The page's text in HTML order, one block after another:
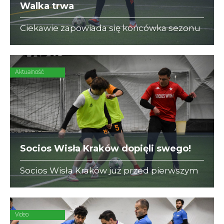
Walka trwa
Ciekawie zapowiada się końcówka sezonu
REMONTY, które jeśli pokonają dwukrotnie
Stawy Zjednoczone wyprzedzą RMF MAXX.
Aktualność
Socios Wisła Kraków dopięli swego!
Socios Wisła Kraków już przed pierwszym
gwizdkiem sędziego miała zapewniony
tytuł. Nie przeszkodziło to w pokonaniu
GRID Dynamics
Video